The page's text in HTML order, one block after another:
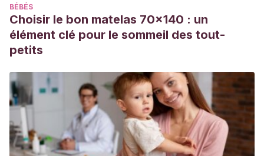
BÉBÉS
Choisir le bon matelas 70x140 : un
élément clé pour le sommeil des tout-
petits